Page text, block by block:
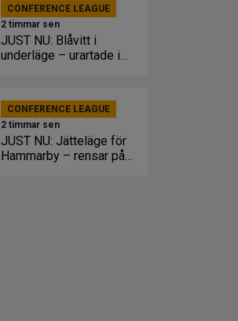
CONFERENCE LEAGUE
2 timmar sen
JUST NU: Blåvitt i
underläge – urartade i
CONFERENCE LEAGUE
2 timmar sen
JUST NU: Jätteläge för
Hammarby – rensar på